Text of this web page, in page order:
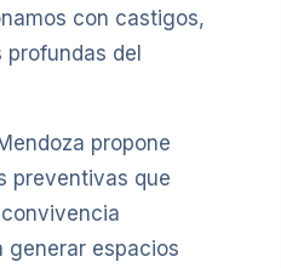
con castigos,
del
propone
preventivas que
generar espacios